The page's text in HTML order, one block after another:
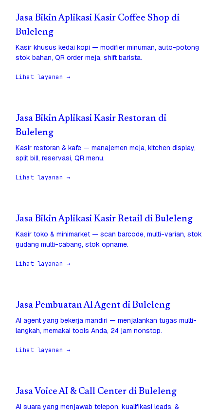
Jasa Bikin Aplikasi Kasir Coffee Shop di
Buleleng
Kasir khusus kedai kopi — modifier minuman, auto-potong
stok bahan, QR order meja, shift barista.
Lihat layanan →
Jasa Bikin Aplikasi Kasir Restoran di
Buleleng
Kasir restoran & kafe — manajemen meja, kitchen display,
split bill, reservasi, QR menu.
Lihat layanan →
Jasa Bikin Aplikasi Kasir Retail di Buleleng
Kasir toko & minimarket — scan barcode, multi-varian, stok
gudang multi-cabang, stok opname.
Lihat layanan →
Jasa Pembuatan AI Agent di Buleleng
AI agent yang bekerja mandiri — menjalankan tugas multi-
langkah, memakai tools Anda, 24 jam nonstop.
Lihat layanan →
Jasa Voice AI & Call Center di Buleleng
AI suara yang menjawab telepon, kualifikasi leads, &